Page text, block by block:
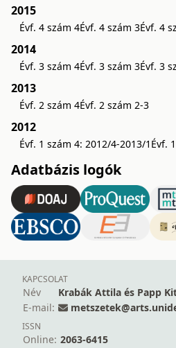
2015
Évf. 4 szám 4Évf. 4 szám 3Évf. 4
2014
Évf. 3 szám 4Évf. 3 szám 3Évf. 3
2013
Évf. 2 szám 4Évf. 2 szám 2-3
2012
Évf. 1 szám 4: 2012/4-2013/1 Évf.
Adatbázis logók
KAPCSOLAT
Név
Krabák Attila és Papp
E-mail:
ISSN
Online: 2063-6415